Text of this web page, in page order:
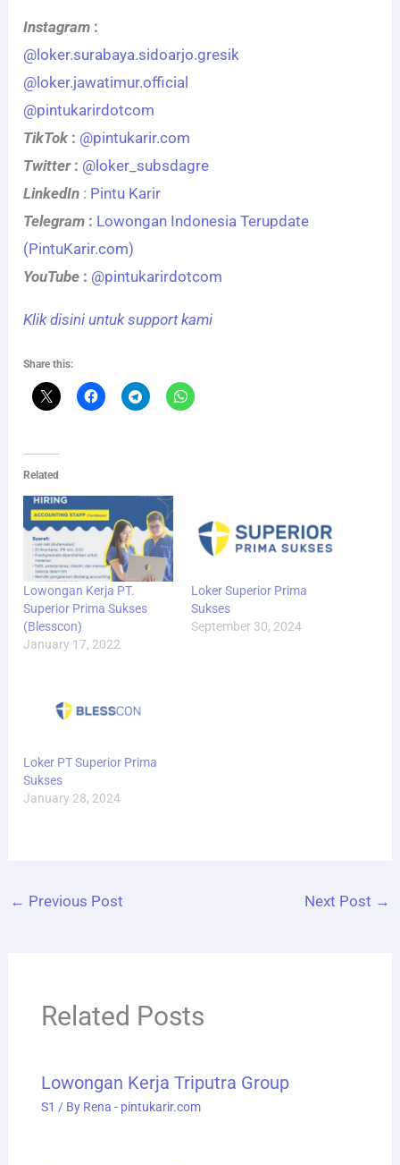
Instagram :
@loker.surabaya.sidoarjo.gresik
@loker.jawatimur.official
@pintukarirdotcom
TikTok : @pintukarir.com
Twitter: @loker_subsdagre
LinkedIn : Pintu Karir
Telegram : Lowongan Indonesia Terupdate
(PintuKarir.com)
YouTube : @pintukarirdotcom
Klik disini untuk support kami
Share this:
Related
Lowongan Kerja PT.
Superior Prima Sukses
(Blesscon)
January 17, 2022
Loker Superior Prima
Sukses
September 30, 2024
Loker PT Superior Prima
Sukses
January 28, 2024
← Previous Post Next Post →
Related Posts
Lowongan Kerja Triputra Group
S1 / By Rena - pintukarir.com